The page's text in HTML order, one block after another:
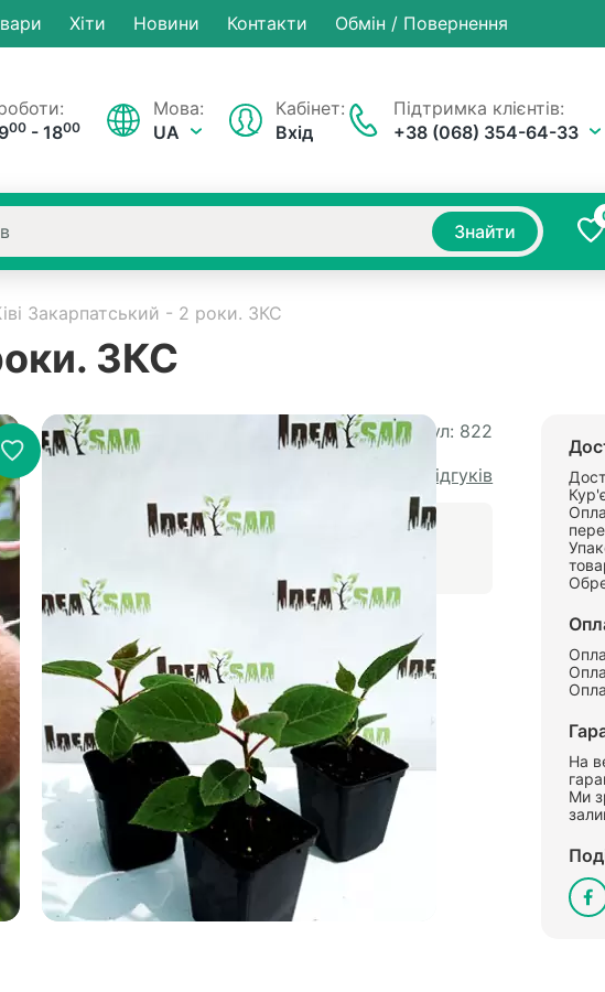
Хiти Новини Контакти Обмін / Повернення
900 - 1800
Підтримка клієнтів:
+38 (068) 354-64-33
Мова:
UA
Кабінет:
Вхід
Знайти
Закарпатський - 2 роки. ЗКС
ЗКС
Немає на складі Артикул: 822
0 відгуків
Також у нас є в продажу:
саджанець смородини
саджанець ожини
сорти ожини безколючкової
саджанець обліпихи
саджанці брусниці
саджанці ягідних культур
На
Ми